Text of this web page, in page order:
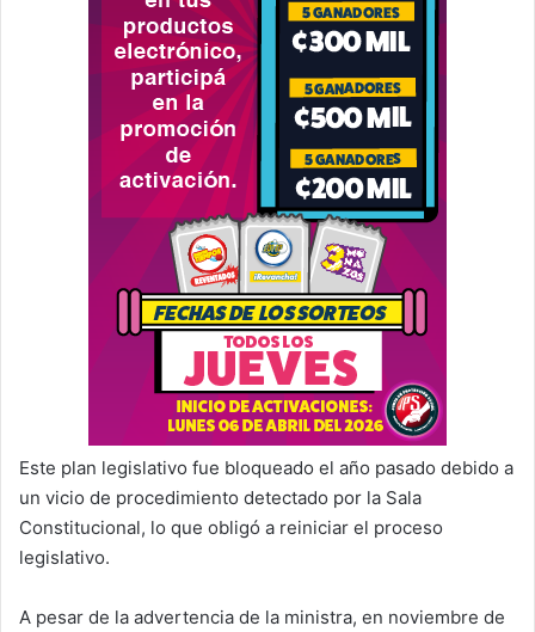
Este plan legislativo fue bloqueado el año pasado debido a
un vicio de procedimiento detectado por la Sala
Constitucional, lo que obligó a reiniciar el proceso
legislativo.
A pesar de la advertencia de la ministra, en noviembre de